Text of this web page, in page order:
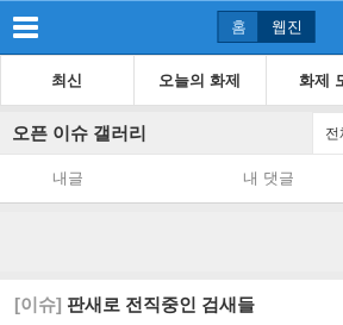
홈 웹진
최신 오늘의 화제 화제
오픈 이슈 갤러리 전
내글 내 댓글
[이슈] 판새로 전직중인 검새들